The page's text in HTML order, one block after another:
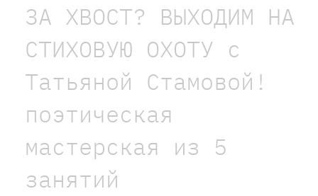
ЗА ХВОСТ? ВЫХОДИМ НА
СТИХОВУЮ ОХОТУ с
Татьяной Стамовой!
поэтическая
мастерская из 5
занятий